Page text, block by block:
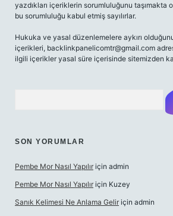
yazdıkları içeriklerin sorumluluğunu taşımakta
bu sorumluluğu kabul etmiş sayılırlar.
Hukuka ve yasal düzenlemelere aykırı
içerikleri, backlinkpanelicomtr@gmail.com
ilgili içerikler yasal süre içerisinde sitemizden
SON YORUMLAR
Pembe Mor Nasıl Yapılır için admin
Pembe Mor Nasıl Yapılır için Kuzey
Sanık Kelimesi Ne Anlama Gelir için admin